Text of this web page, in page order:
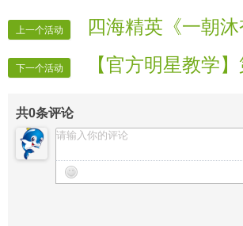
上一个活动 四海精英《一朝
下一个活动 【官方明星教学
共0条评论